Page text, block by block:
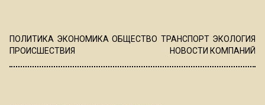
ПОЛИТИКА ЭКОНОМИКА ОБЩЕСТВО ТРАНСПОРТ ЭКОЛОГИЯ
ПРОИСШЕСТВИЯ
НОВОСТИ КОМПАНИЙ